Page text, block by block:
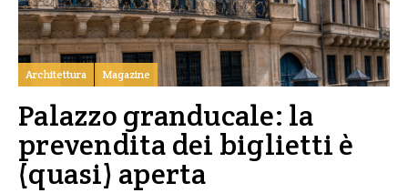
Architettura Magazine
Palazzo granducale: la
prevendita dei biglietti è
(quasi) aperta